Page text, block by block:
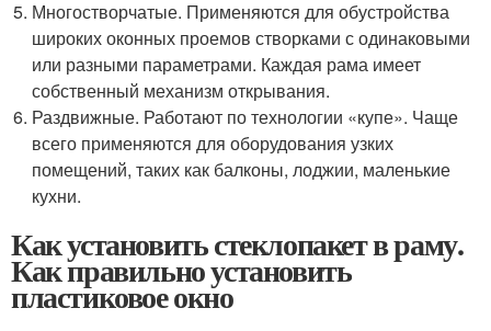
Многостворчатые. Применяются для обустройства
широких оконных проемов створками с одинаковыми
или разными параметрами. Каждая рама имеет
собственный механизм открывания.
Раздвижные. Работают по технологии «купе». Чаще
всего применяются для оборудования узких
помещений, таких как балконы, лоджии, маленькие
кухни.
Как установить стеклопакет в раму.
Как правильно установить
пластиковое окно